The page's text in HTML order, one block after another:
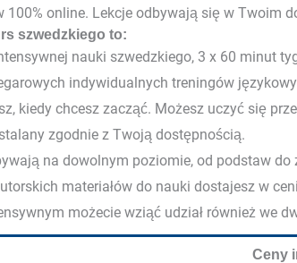
100% online. Lekcje odbywają się w Twoim
szwedzkiego to:
nauki szwedzkiego, 3 x 60 minut
indywidualnych treningów
kiedy chcesz zacząć. Możesz uczyć się
zgodnie z Twoją dostępnością.
na dowolnym poziomie, od podstaw do
materiałów do nauki dostajesz w
możecie wziąć udział również we
Ceny